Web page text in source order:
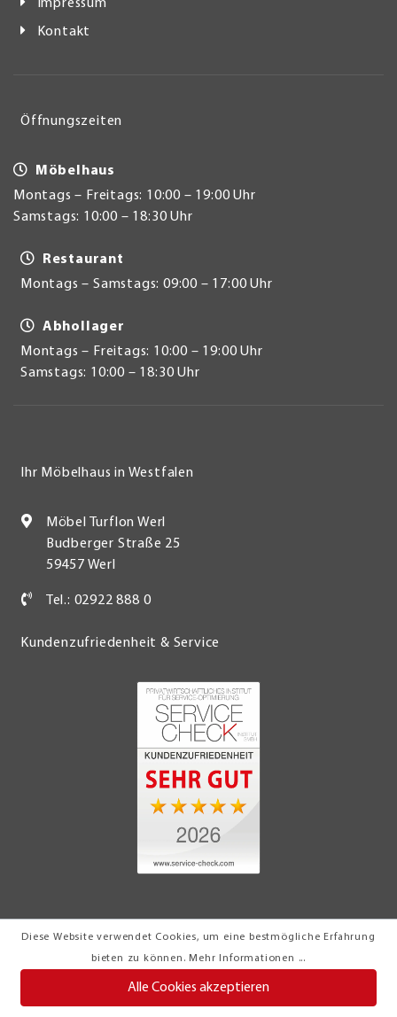
Diese Website verwendet Cookies, um eine bestmögliche Erfahrung
bieten zu können. Mehr Informationen ...
Alle Cookies akzeptieren
Impressum
Kontakt
Öffnungszeiten
Möbelhaus
Montags – Freitags: 10:00 – 19:00 Uhr
Samstags: 10:00 – 18:30 Uhr
Restaurant
Montags – Samstags: 09:00 – 17:00 Uhr
Abhollager
Montags – Freitags: 10:00 – 19:00 Uhr
Samstags: 10:00 – 18:30 Uhr
Ihr Möbelhaus in Westfalen
Möbel Turflon Werl
Budberger Straße 25
59457 Werl
Tel.: 02922 888 0
Kundenzufriedenheit & Service
Klemens Münstermann GmbH & Co. KG